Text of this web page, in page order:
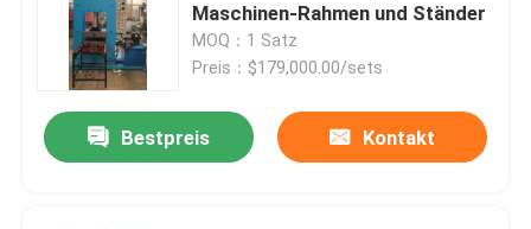
Videos
Über uns
Maschinen-Rahmen und Ständer
MOQ：1 Satz
Preis：$179,000.00/sets
Bestpreis Kontakt